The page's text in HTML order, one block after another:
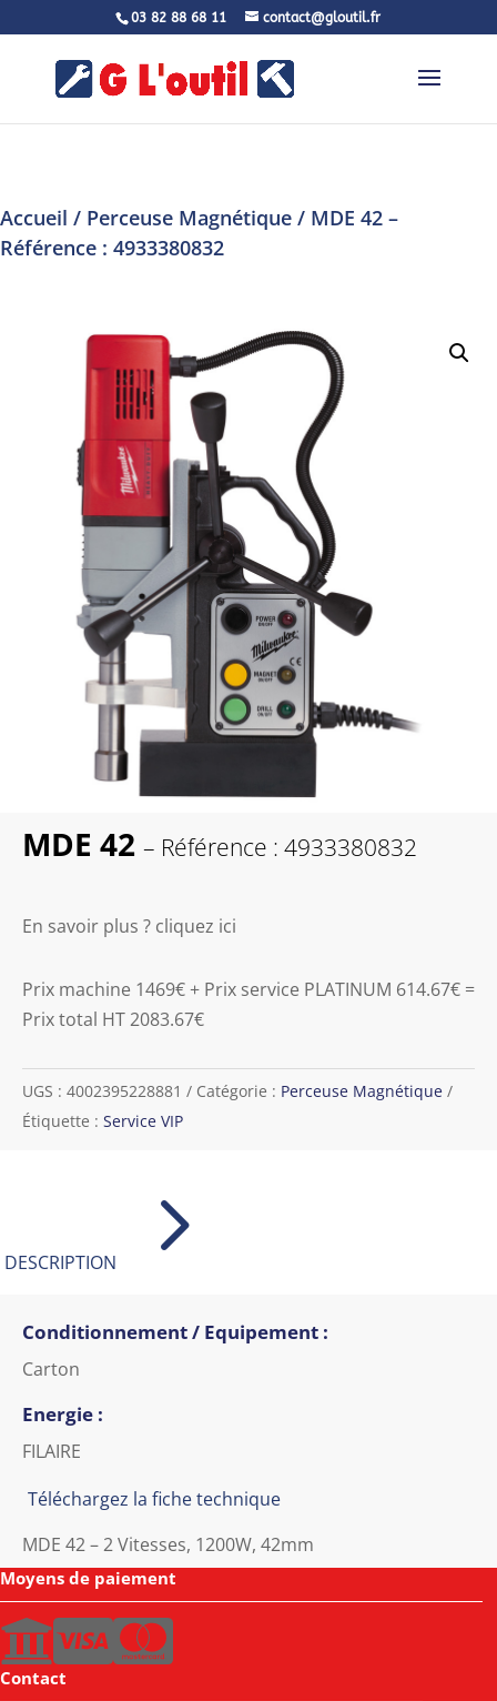
03 82 88 68 11 contact@gloutil.fr
Accueil / Perceuse Magnétique / MDE 42 –
Référence : 4933380832
MDE 42 – Référence : 4933380832
En savoir plus ? cliquez ici
Prix machine 1469€ + Prix service PLATINUM 614.67€ =
Prix total HT 2083.67€
UGS : 4002395228881 Catégorie : Perceuse Magnétique
Étiquette : Service VIP
DESCRIPTION 5
Conditionnement / Equipement :
Carton
Energie :
FILAIRE
Téléchargez la fiche technique
MDE 42 – 2 Vitesses, 1200W, 42mm
Moyens de paiement
Contact